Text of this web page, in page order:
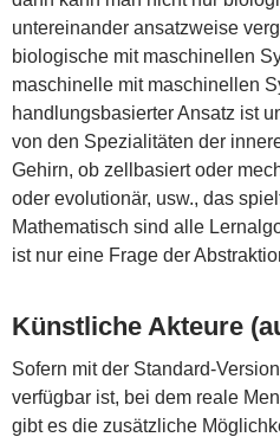
untereinander ansatzweise
biologische mit maschinellen
maschinelle mit maschinellen
handlungsbasierter Ansatz ist
von den Spezialitäten der
Gehirn, ob zellbasiert oder
oder evolutionär, usw., das
Mathematisch sind alle
ist nur eine Frage der
Künstliche Akteure
Sofern mit der Standard-
verfügbar ist, bei dem reale
gibt es die zusätzliche